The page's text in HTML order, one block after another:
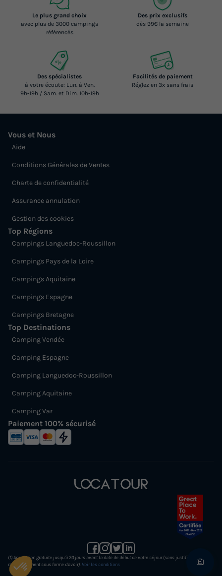
Le plus grand choix
avec plus de 3000 campings
référencés
Des prix exclusifs
dès 99€ la semaine
Des spécialistes
à votre écoute: Lun. à Ven.
9h-19h / Sam. et Dim. 10h-19h
Facilités de paiement
Réglez en 3x sans frais
Vous et Nous
Aide
Conditions Générales de Ventes
Charte de confidentialité
Assurance annulation
Gestion des cookies
Top Régions
Campings Languedoc-Roussillon
Campings Pays de la Loire
Campings Aquitaine
Campings Espagne
Campings Bretagne
Top Destinations
Camping Vendée
Camping Espagne
Camping Languedoc-Roussillon
Camping Aquitaine
Camping Var
Paiement 100% sécurisé
(1) Annulation gratuite jusqu’à 30 jours avant la date de début de votre séjour (sans justificatif et
remboursement sous forme d'avoir). Voir les conditions